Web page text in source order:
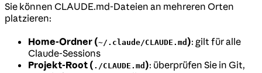
Sie können CLAUDE.md-Dateien an mehreren Orten
platzieren:
Home-Ordner (~/.claude/CLAUDE.md ): gilt für alle
Claude-Sessions
Projekt-Root ( ./CLAUDE.md ): überprüfen Sie in Git,